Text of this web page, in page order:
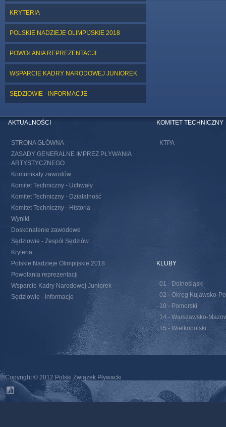
KRYTERIA
POLSKIE NADZIEJE OLIMPIJSKIE 2018
POWOŁANIA REPREZENTACJI
WSPARCIE KADRY NARODOWEJ JUNIOREK
SĘDZIOWIE - INFORMACJE
AKTUALNOŚCI
STRONA GŁÓWNA
ZASADY GENERALNE IMPREZ PŁYWANIA
ARTYSTYCZNEGO
Komunikaty zawodów
Komitet Techniczny - Uchwały
Komitet Techniczny - Działalność
Komitet Techniczny - Historia
Wyniki
Doskonalenie zawodowe
Sędziowie - Zespół Sędziów
Kryteria
Polskie Nadzieje Olimpijskie 2018
Powołania reprezentacji
Wsparcie Kadry Narodowej Juniorek
Sędziowie - informacje
KOMITET TECHNICZNY
KTPA
KLUBY
01 - Dolnośląski
02 - Okręg Kujawsko-
10 - Pomorski
14 - Warszawsko-
15 - Wielkopolski
Copyright © 2012 Polski Związek Pływacki